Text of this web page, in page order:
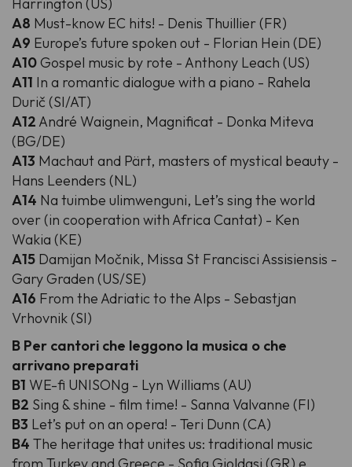
Harrington (US)
A8 Must-know EC hits! - Denis Thuillier (FR)
A9 Europe’s future spoken out - Florian Hein (DE)
A10Gospel music by rote - Anthony Leach (US)
A11 In a romantic dialogue with a piano - Rahela
Durič (SI/AT)
A12 André Waignein, Magnificat - Donka Miteva
(BG/DE)
A13 Machaut and Pärt, masters of mystical beauty -
Hans Leenders (NL)
A14 Na tuimbe ulimwenguni, Let’s sing the world
over (in cooperation with Africa Cantat) - Ken
Wakia (KE)
A15 Damijan Močnik, Missa St Francisci Assisiensis -
Gary Graden (US/SE)
A16 From the Adriatic to the Alps - Sebastjan
Vrhovnik (SI)
B Per cantori che leggono la musica o che
arrivano preparati
B1 WE-fi UNISONg - Lyn Williams (AU)
B2 Sing & shine - film time! - Sanna Valvanne (FI)
B3 Let’s put on an opera! - Teri Dunn (CA)
B4 The heritage that unites us: traditional music